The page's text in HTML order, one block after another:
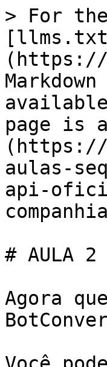
> For
(https://
page is
(https://
aulas-
api-
# AULA
Agora